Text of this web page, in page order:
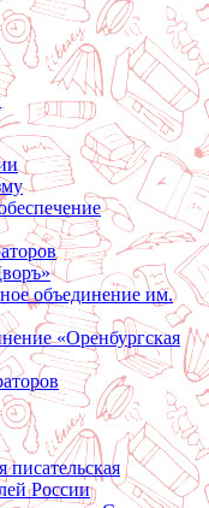
объединение им.
«Оренбургская
писательская
России